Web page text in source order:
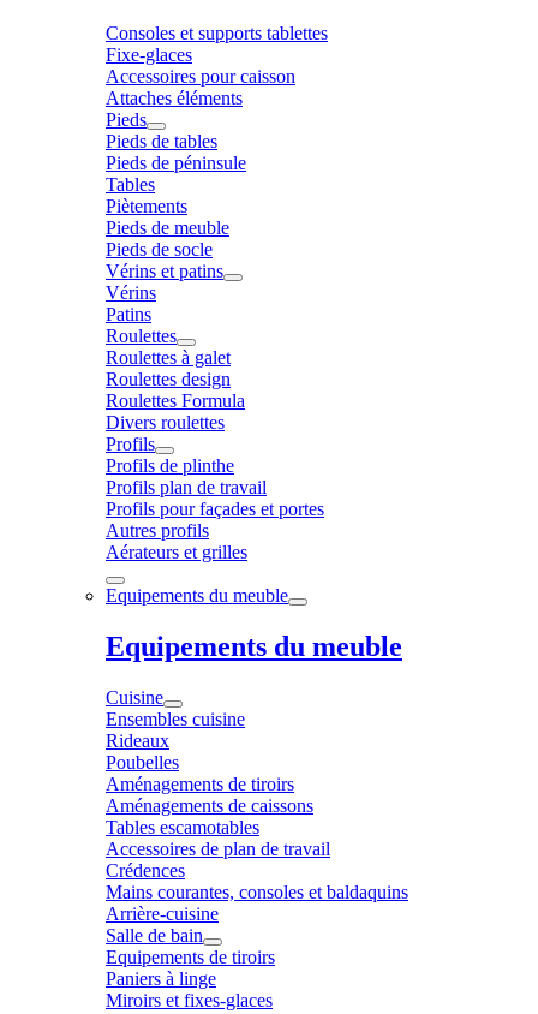
Consoles et supports tablettes
Fixe-glaces
Accessoires pour caisson
Attaches éléments
Pieds
Pieds de tables
Pieds de péninsule
Tables
Piètements
Pieds de meuble
Pieds de socle
Vérins et patins
Vérins
Patins
Roulettes
Roulettes à galet
Roulettes design
Roulettes Formula
Divers roulettes
Profils
Profils de plinthe
Profils plan de travail
Profils pour façades et portes
Autres profils
Aérateurs et grilles
Equipements du meuble
Equipements du meuble
Cuisine
Ensembles cuisine
Rideaux
Poubelles
Aménagements de tiroirs
Aménagements de caissons
Tables escamotables
Accessoires de plan de travail
Crédences
Mains courantes, consoles et baldaquins
Arrière-cuisine
Salle de bain
Equipements de tiroirs
Paniers à linge
Miroirs et fixes-glaces